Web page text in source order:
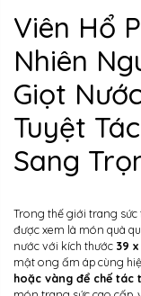
Viên Hổ
Nhiên
Giọt
Tuyệt
Sang
Trong thế giới trang sức
được xem là món quà
nước với kích thước 39
mật ong ấm áp cùng
hoặc vàng để chế tác